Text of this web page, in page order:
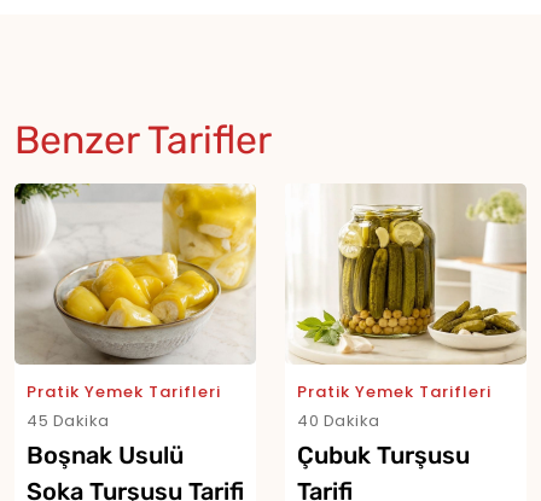
Benzer Tarifler
Pratik Yemek Tarifleri
45 Dakika
Boşnak Usulü
Soka Turşusu Tarifi
Pratik Yemek Tarifleri
40 Dakika
Çubuk Turşusu
Tarifi